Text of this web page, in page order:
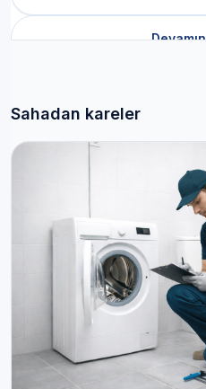
Sahadan kareler